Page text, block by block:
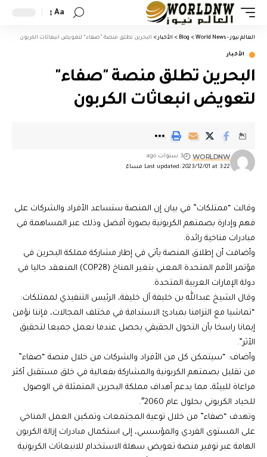
Aa
العالم نيوز - World News >
Blog
> الأخبار > البحرين تطلق منصة "صفاء" لتعويض انبعاثات الكربون
الأخبار
البحرين تطلق منصة "صفاء"
لتعويض انبعاثات الكربون
Last updated: 2023/12/01 at 3:22 مساءً
WORLDNW 3 سنوات ago
وقالت “ممتلكات” في بيان إن المنصة ستساعد الأفراد والشركات على
فهم وإدارة بصمتهم الكربونية بصورة أفضل وذلك عبر المساهمة في
مبادرات مناخية رائدة.
وأضافت أن إطلاق المنصة يأتي في إطار مشاركة مملكة البحرين في
مؤتمر الأمم المتحدة المعني بتغير المناخ (COP28) المنعقد حاليا في
دولة الإمارات العربية المتحدة.
وقال الشيخ عبدالله بن خليفة آل خليفة، الرئيس التنفيذي لممتلكات:
“تماشيا مع التزامنا بمبادئ الاستدامة في مختلف المجالات، فإننا نؤمن
إيمانا راسخا بأن التحول الحقيقي يحصل عندما نعمل جميعا لتحقيق
الأثر”.
وأضاف: “سيتمكن كل من الأفراد والشركات من خلال منصة “صفاء”
من تقليل بصمتهم الكربونية والمشاركة بفعالية في خلق مستقبل أكثر
مراعاة للبيئة، مما يدعم أهداف مملكة البحرين المتمثلة في الوصول
للحياد الكربوني بحلول عام 2060″.
وتهدف “صفاء” من خلال توعية المجتمعات وتمكين العمل المناخي
على المستوى الفردي والمؤسسي، إلى استكمال مبادرات إزالة الكربون
الهامة عبر توفير منصة تعويض سهلة الاستخدام للانبعاثات الكربونية